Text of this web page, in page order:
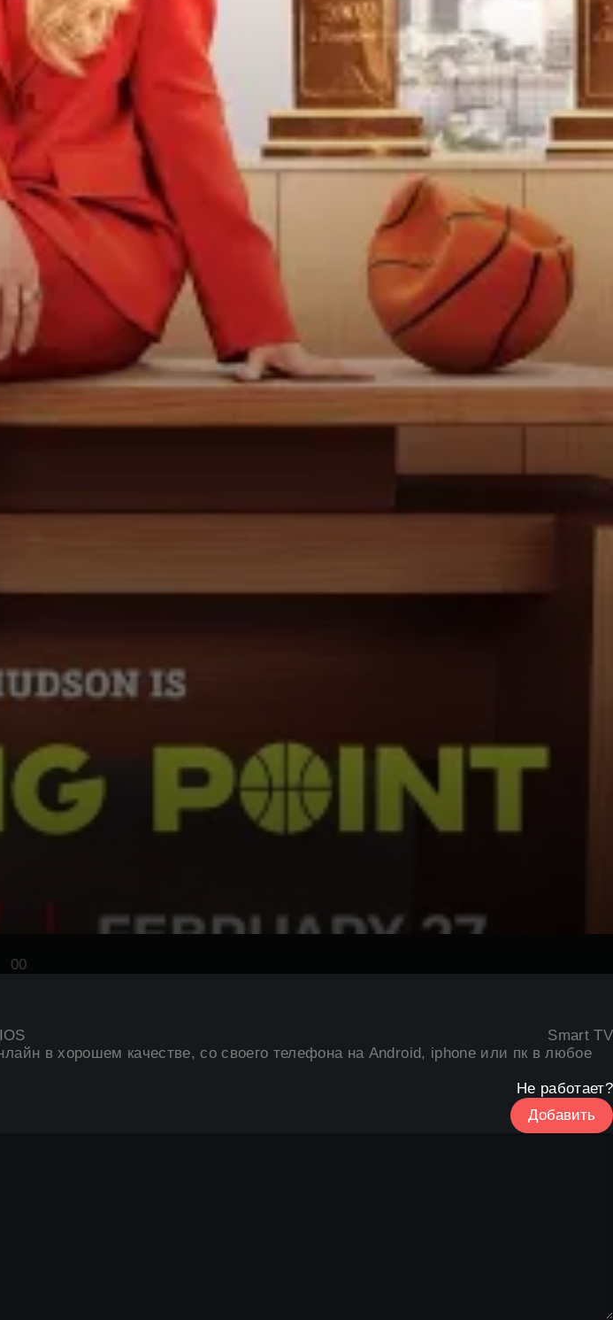
00
IOS
Smart TV
в хорошем качестве, со своего телефона на Android, iphone или пк в любое
Не работает?
Добавить